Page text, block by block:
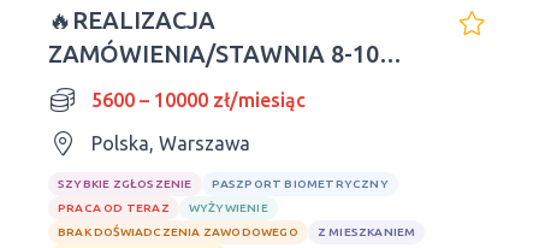
🔥REALIZACJA
ZAMÓWIENIA/STAWNIA 8-10
GODZIN🔥
5600 – 10000 zł/miesiąc
Polska, Warszawa
SZYBKIE ZGŁOSZENIE
PASZPORT BIOMETRYCZNY
PRACA OD TERAZ
WYŻYWIENIE
BRAK DOŚWIADCZENIA ZAWODOWEGO
Z MIESZKANIEM